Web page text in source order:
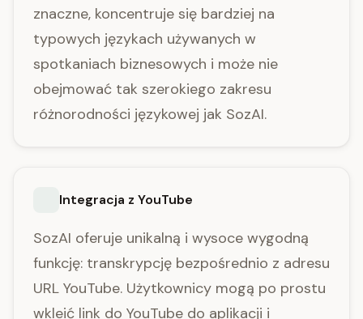
znaczne, koncentruje się bardziej na
typowych językach używanych w
spotkaniach biznesowych i może nie
obejmować tak szerokiego zakresu
różnorodności językowej jak SozAI.
Integracja z YouTube
SozAI oferuje unikalną i wysoce wygodną
funkcję: transkrypcję bezpośrednio z adresu
URL YouTube. Użytkownicy mogą po prostu
wkleić link do YouTube do aplikacji i